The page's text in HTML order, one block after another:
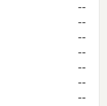
--
--
--
--
--
--
--